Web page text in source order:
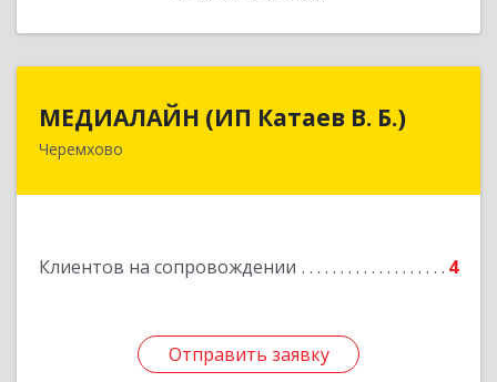
МЕДИАЛАЙН (ИП Катаев В. Б.)
Черемхово
Клиентов на сопровождении 4
Отправить заявку
МЕДИАЛАЙН (ИП Катаев В. Б.)
665413, Иркутская обл, Черемхово г, Ленина ул,
Отправить заявку